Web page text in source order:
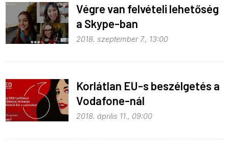
Végre van felvételi lehetőség
a Skype-ban
2018. szeptember 7., 13:00
Korlátlan EU-s beszélgetés a
Vodafone-nál
2018. április 11., 09:00